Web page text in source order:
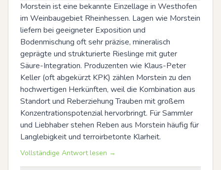
Morstein ist eine bekannte Einzellage in Westhofen
im Weinbaugebiet Rheinhessen. Lagen wie Morstein
liefern bei geeigneter Exposition und
Bodenmischung oft sehr präzise, mineralisch
geprägte und strukturierte Rieslinge mit guter
Säure-Integration. Produzenten wie Klaus-Peter
Keller (oft abgekürzt KPK) zählen Morstein zu den
hochwertigen Herkünften, weil die Kombination aus
Standort und Reberziehung Trauben mit großem
Konzentrationspotenzial hervorbringt. Für Sammler
und Liebhaber stehen Reben aus Morstein häufig für
Langlebigkeit und terroirbetonte Klarheit.
Vollständige Antwort lesen →